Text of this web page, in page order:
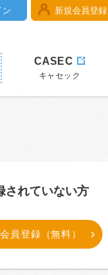
ン 新規会員登録
CASEC
キャセック
されていない方
員登録（無料）